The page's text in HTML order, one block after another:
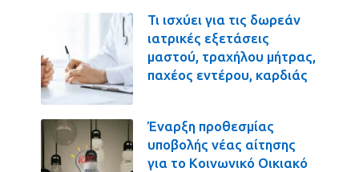
Τι ισχύει για τις δωρεάν
ιατρικές εξετάσεις
μαστού, τραχήλου μήτρας,
παχέος εντέρου, καρδιάς
Έναρξη προθεσμίας
υποβολής νέας αίτησης
για το Κοινωνικό Οικιακό